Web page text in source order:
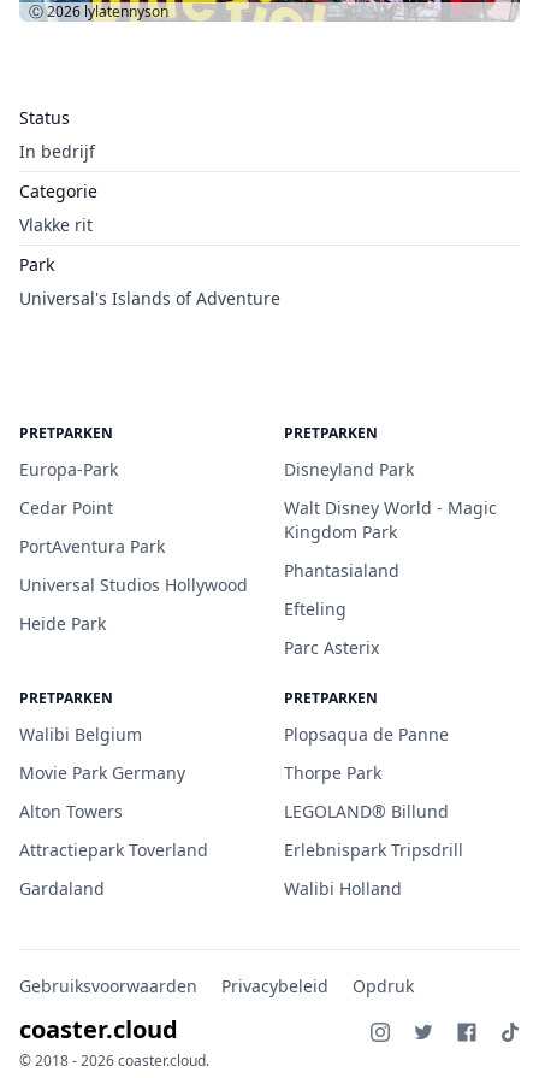
Status
In bedrijf
Categorie
Vlakke rit
Park
Universal's Islands of Adventure
Ⓒ 2026 lylatennyson
PRETPARKEN
Europa-Park
Cedar Point
PortAventura Park
Universal Studios Hollywood
Heide Park
PRETPARKEN
Disneyland Park
Walt Disney World - Magic
Kingdom Park
Phantasialand
Efteling
Parc Asterix
PRETPARKEN
Walibi Belgium
Movie Park Germany
Alton Towers
Attractiepark Toverland
Gardaland
PRETPARKEN
Plopsaqua de Panne
Thorpe Park
LEGOLAND® Billund
Erlebnispark Tripsdrill
Walibi Holland
Gebruiksvoorwaarden Privacybeleid Opdruk
coaster.cloud
© 2018 - 2026 coaster.cloud.